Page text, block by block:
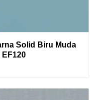
Solid Biru Muda